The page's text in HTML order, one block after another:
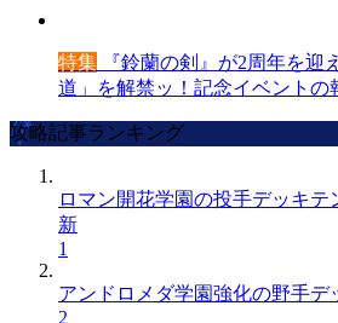
特集 『鈴蘭の剣』が2周年を迎
道」を解禁ッ！記念イベントの
攻略記事ランキング
ロマン開花学園の投手デッキテ
新
1
アンドロメダ学園強化の野手デ
2